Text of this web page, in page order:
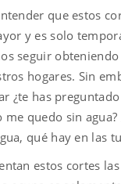
que estos
y es solo
seguir
hogares. Sin
¿te has
quedo sin agua?
qué hay en las
estos cortes